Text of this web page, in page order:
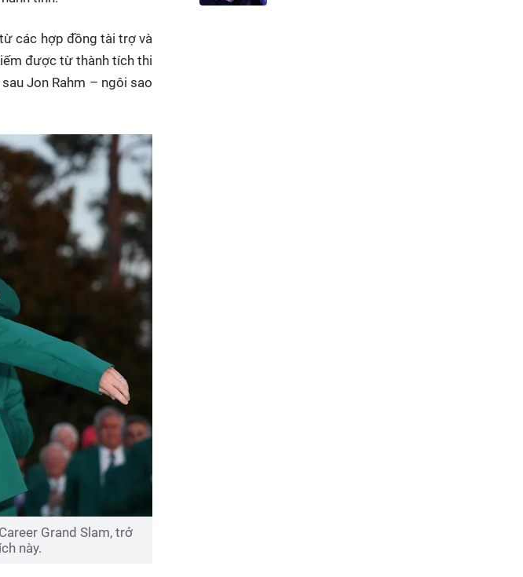
các hợp đồng tài trợ và
được từ thành tích thi
Jon Rahm – ngôi sao
Grand Slam, trở
này.